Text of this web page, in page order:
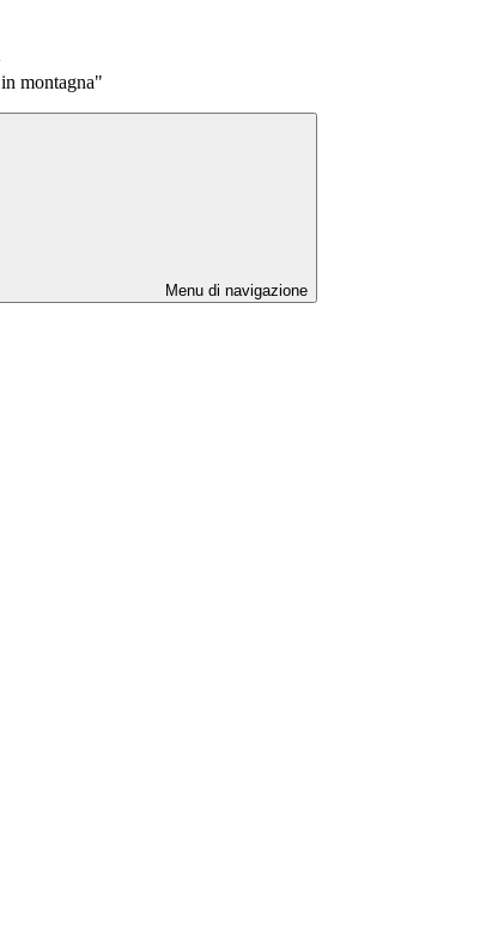
montagna"
Menu di navigazione